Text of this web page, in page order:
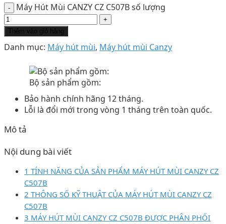
Máy Hút Mùi CANZY CZ C507B số lượng
Thêm vào giỏ hàng
Danh mục: Máy hút mùi, Máy hút mùi Canzy
Bộ sản phẩm gồm:
Bảo hành chính hãng 12 tháng.
Lỗi là đổi mới trong vòng 1 tháng trên toàn quốc.
Mô tả
Nội dung bài viết
1 TÍNH NĂNG CỦA SẢN PHẨM MÁY HÚT MÙI CANZY CZ
C507B
2 THÔNG SỐ KỸ THUẬT CỦA MÁY HÚT MÙI CANZY CZ
C507B
3 MÁY HÚT MÙI CANZY CZ C507B ĐƯỢC PHÂN PHỐI